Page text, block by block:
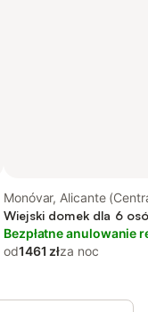
Monóvar, Alicante
Wiejski domek dla 6
Bezpłatne anulowanie
od1461 złza noc